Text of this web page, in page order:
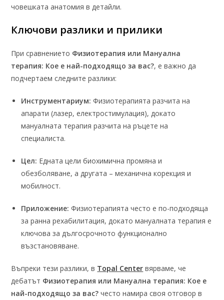
човешката анатомия в детайли.
Ключови разлики и прилики
При сравнението Физиотерапия или Мануална
терапия: Кое е най-подходящо за вас?, е важно да
подчертаем следните разлики:
Инструментариум: Физиотерапията разчита на
апарати (лазер, електростимулация), докато
мануалната терапия разчита на ръцете на
специалиста.
Цел: Едната цели биохимична промяна и
обезболяване, а другата – механична корекция и
мобилност.
Приложение: Физиотерапията често е по-подходяща
за ранна рехабилитация, докато мануалната терапия е
ключова за дългосрочното функционално
възстановяване.
Въпреки тези разлики, в Topal Center вярваме, че
дебатът Физиотерапия или Мануална терапия: Кое е
най-подходящо за вас? често намира своя отговор в